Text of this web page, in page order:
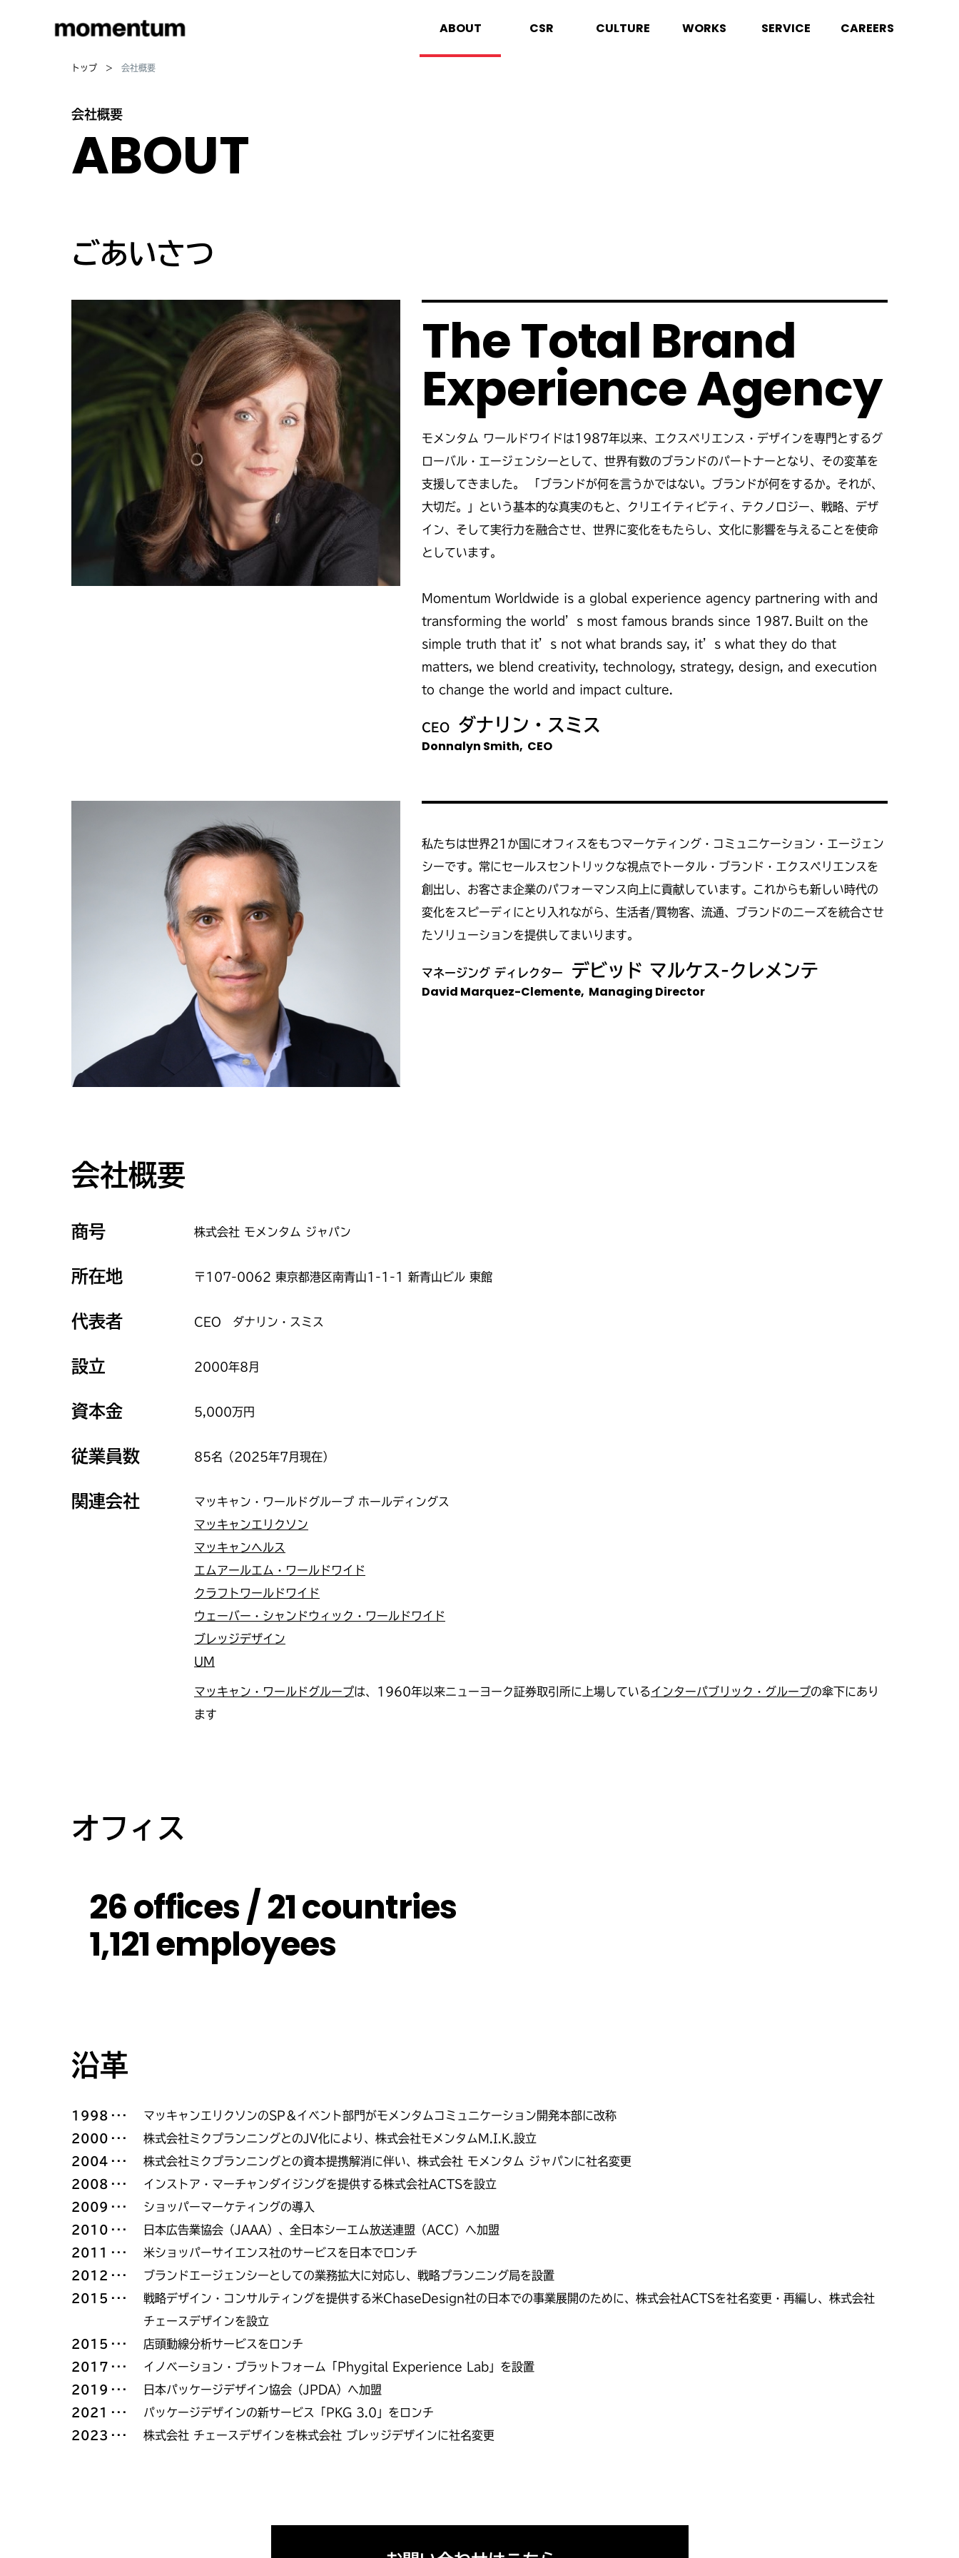
ABOUT CSR CULTURE WORKS SERVICE CAREERS
トップ 会社概要
会社概要
ABOUT
ごあいさつ
The Total Brand
Experience Agency
モメンタム ワールドワイドは1987年以来、エクスペリエンス・デザインを専門とするグ
ローバル・エージェンシーとして、世界有数のブランドのパートナーとなり、その変革を
支援してきました。 「ブランドが何を言うかではない。ブランドが何をするか。それが、
大切だ。」という基本的な真実のもと、クリエイティビティ、テクノロジー、戦略、デザ
イン、そして実行力を融合させ、世界に変化をもたらし、文化に影響を与えることを使命
としています。
Momentum Worldwide is a global experience agency partnering with and
transforming the world’s most famous brands since 1987. Built on the
simple truth that it’s not what brands say, it’s what they do that
matters, we blend creativity, technology, strategy, design, and execution
to change the world and impact culture.
CEO ダナリン・スミス
Donnalyn Smith, CEO
私たちは世界21か国にオフィスをもつマーケティング・コミュニケーション・エージェン
シーです。常にセールスセントリックな視点でトータル・ブランド・エクスペリエンスを
創出し、お客さま企業のパフォーマンス向上に貢献しています。これからも新しい時代の
変化をスピーディにとり入れながら、生活者/買物客、流通、ブランドのニーズを統合させ
たソリューションを提供してまいります。
マネージング ディレクター デビッド マルケス-クレメンテ
David Marquez-Clemente, Managing Director
会社概要
商号 株式会社 モメンタム ジャパン
所在地 〒107-0062 東京都港区南青山1-1-1 新青山ビル 東館
代表者 CEO ダナリン・スミス
設立 2000年8月
資本金 5,000万円
従業員数 85名（2025年7月現在）
関連会社
マッキャン・ワールドグループ ホールディングス
マッキャンエリクソン
マッキャンヘルス
エムアールエム・ワールドワイド
クラフトワールドワイド
ウェーバー・シャンドウィック・ワールドワイド
ブレッジデザイン
UM
マッキャン・ワールドグループは、1960年以来ニューヨーク証券取引所に上場しているインターパブリック・グループの傘下にあり
ます
オフィス
26 offices / 21 countries
1,121 employees
沿革
1998
マッキャンエリクソンのSP＆イベント部門がモメンタムコミュニケーション開発本部に改称
2000
株式会社ミクプランニングとのJV化により、株式会社モメンタムM.I.K.設立
2004
株式会社ミクプランニングとの資本提携解消に伴い、株式会社 モメンタム ジャパンに社名変更
2008
インストア・マーチャンダイジングを提供する株式会社ACTSを設立
2009
ショッパーマーケティングの導入
2010
日本広告業協会（JAAA）、全日本シーエム放送連盟（ACC）へ加盟
2011
米ショッパーサイエンス社のサービスを日本でロンチ
2012
ブランドエージェンシーとしての業務拡大に対応し、戦略プランニング局を設置
2015
戦略デザイン・コンサルティングを提供する米ChaseDesign社の日本での事業展開のために、株式会社ACTSを社名変更・再編し、株式会社
チェースデザインを設立
2015
店頭動線分析サービスをロンチ
2017
イノベーション・プラットフォーム「Phygital Experience Lab」を設置
2019
日本パッケージデザイン協会（JPDA）へ加盟
2021
パッケージデザインの新サービス「PKG 3.0」をロンチ
2023
株式会社 チェースデザインを株式会社 ブレッジデザインに社名変更